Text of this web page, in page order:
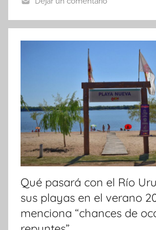
o
k
p
Qué pasará con el Río
sus playas en el verano
menciona “chances de